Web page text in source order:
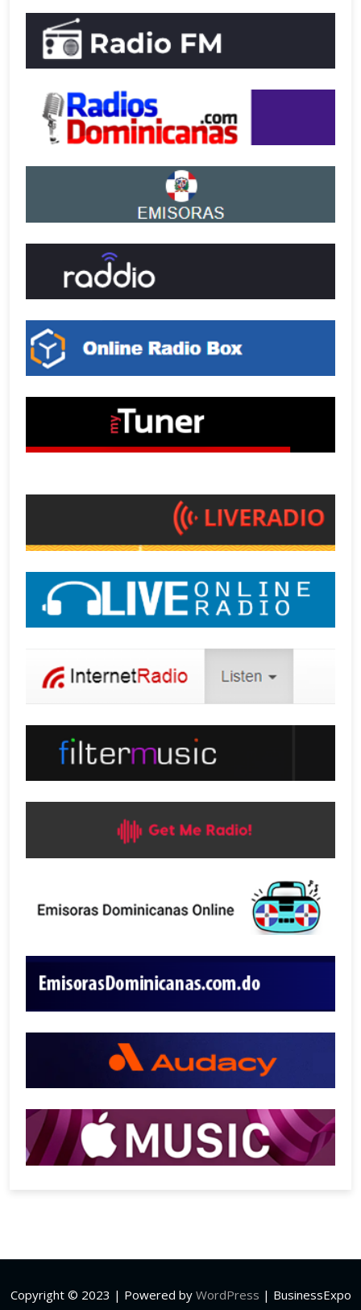
Copyright © 2023 | Powered by WordPress | BusinessExpo